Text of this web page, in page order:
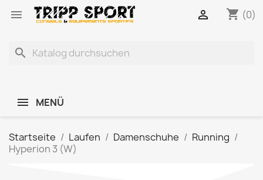
 shopping_cart (0)

search
MENÜ
Startseite Laufen Damenschuhe
Running
Hyperion 3 (W)